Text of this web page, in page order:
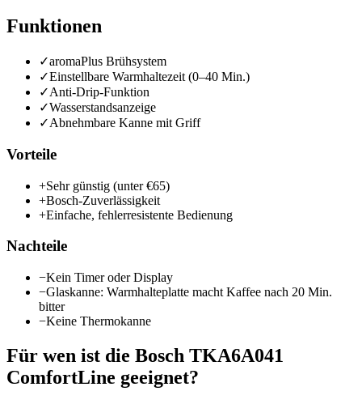
Funktionen
✓aromaPlus Brühsystem
✓Einstellbare Warmhaltezeit (0–40 Min.)
✓Anti-Drip-Funktion
✓Wasserstandsanzeige
✓Abnehmbare Kanne mit Griff
Vorteile
+Sehr günstig (unter €65)
+Bosch-Zuverlässigkeit
+Einfache, fehlerresistente Bedienung
Nachteile
−Kein Timer oder Display
−Glaskanne: Warmhalteplatte macht Kaffee nach 20 Min.
bitter
−Keine Thermokanne
Für wen ist die Bosch TKA6A041
ComfortLine geeignet?